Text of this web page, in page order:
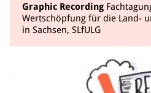
Graphic Recording
Wertschöpfung für die Land-
in Sachsen, SLfULG